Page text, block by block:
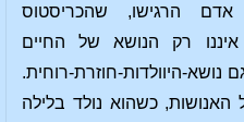
הרגישו, שהכריסטוס
רק הנושא של החיים
היוולדות-חוזרת-רוחית.
כשהוא נולד בלילה